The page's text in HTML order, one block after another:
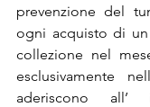
prevenzione del
ogni acquisto di
collezione nel
esclusivamente
aderiscono all’